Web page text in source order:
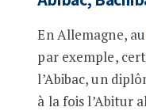
En Allemagne, au
par exemple,
l’Abibac, un
à la fois l’Abitur